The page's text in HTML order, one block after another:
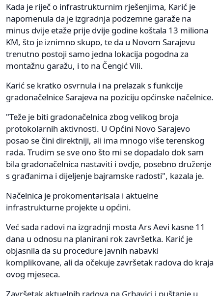
Kada je riječ o infrastrukturnim rješenjima, Karić je
napomenula da je izgradnja podzemne garaže na
minus dvije etaže prije dvije godine koštala 13 miliona
KM, što je iznimno skupo, te da u Novom Sarajevu
trenutno postoji samo jedna lokacija pogodna za
montažnu garažu, i to na Čengić Vili.
Karić se kratko osvrnula i na prelazak s funkcije
gradonačelnice Sarajeva na poziciju općinske načelnice.
"Teže je biti gradonačelnica zbog velikog broja
protokolarnih aktivnosti. U Općini Novo Sarajevo
posao se čini direktniji, ali ima mnogo više terenskog
rada. Trudim se sve ono što mi se dopadalo dok sam
bila gradonačelnica nastaviti i ovdje, posebno druženje
s građanima i dijeljenje bajramske radosti", kazala je.
Načelnica je prokomentarisala i aktuelne
infrastrukturne projekte u općini.
Već sada radovi na izgradnji mosta Ars Aevi kasne 11
dana u odnosu na planirani rok završetka. Karić je
objasnila da su procedure javnih nabavki
komplikovane, ali da očekuje završetak radova do kraja
ovog mjeseca.
Završetak aktuelnih radova na Grbavici i puštanje u